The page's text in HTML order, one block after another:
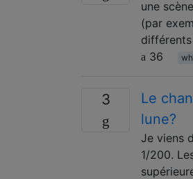
une
(par
36
3
Le
lune?
Je viens
1/200.